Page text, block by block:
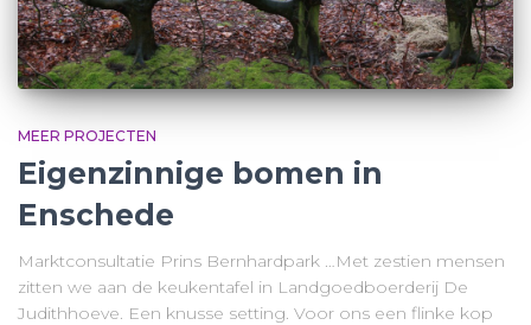
MEER PROJECTEN
Eigenzinnige bomen in
Enschede
Marktconsultatie Prins Bernhardpark …Met zestien mensen
zitten we aan de keukentafel in Landgoedboerderij De
Judithhoeve. Een knusse setting. Voor ons een flinke kop